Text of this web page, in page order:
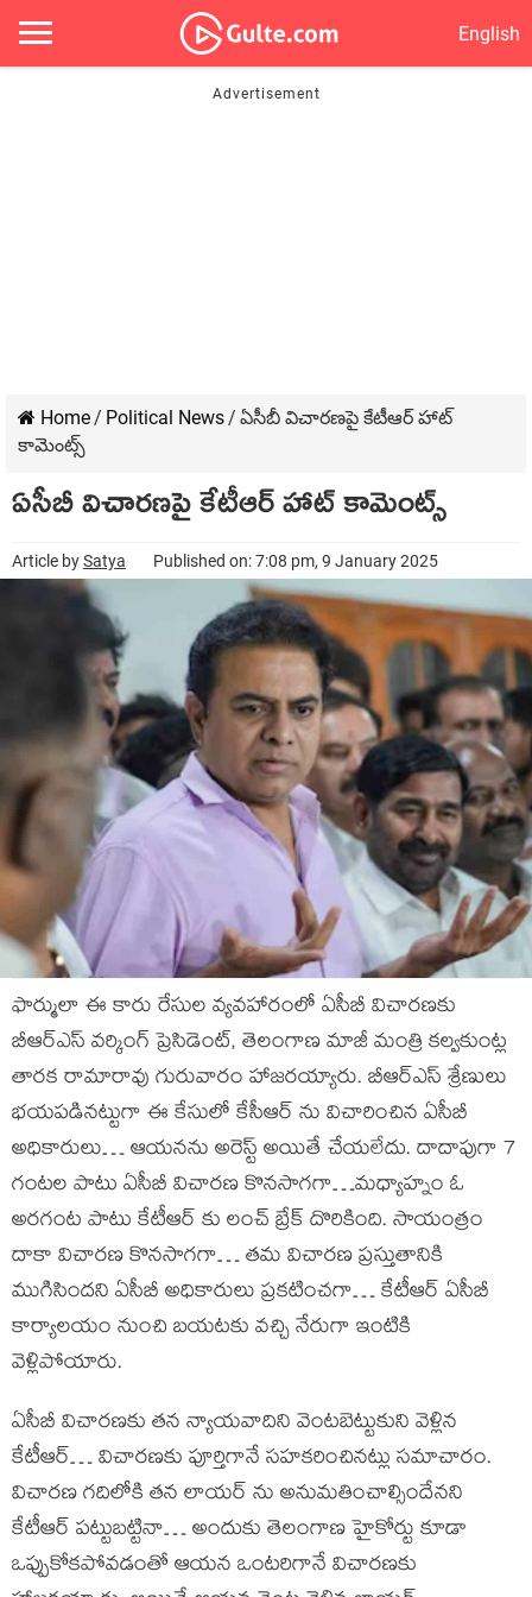
English
Home/ Political News/ ఏసీబీ విచారణపై కేటీఆర్ హాట్
కామెంట్స్
ఏసీబీ విచారణపై కేటీఆర్ హాట్ కామెంట్స్
Article bySatya Published on: 7:08 pm, 9 January 2025
ఫార్ములా ఈ కారు రేసుల వ్యవహారంలో ఏసీబీ విచారణకు
బీఆర్ఎస్ వర్కింగ్ ప్రెసిడెంట్, తెలంగాణ మాజీ మంత్రి కల్వకుంట్ల
తారక రామారావు గురువారం హాజరయ్యారు. బీఆర్ఎస్ శ్రేణులు
భయపడినట్టుగా ఈ కేసులో కేసీఆర్ ను విచారించిన ఏసీబీ
అధికారులు… ఆయనను అరెస్ట్ అయితే చేయలేదు. దాదాపుగా 7
గంటల పాటు ఏసీబీ విచారణ కొనసాగగా…మధ్యాహ్నం ఓ
అరగంట పాటు కేటీఆర్ కు లంచ్ బ్రేక్ దొరికింది. సాయంత్రం
దాకా విచారణ కొనసాగగా… తమ విచారణ ప్రస్తుతానికి
ముగిసిందని ఏసీబీ అధికారులు ప్రకటించగా… కేటీఆర్ ఏసీబీ
కార్యాలయం నుంచి బయటకు వచ్చి నేరుగా ఇంటికి
వెళ్లిపోయారు.
ఏసీబీ విచారణకు తన న్యాయవాదిని వెంటబెట్టుకుని వెళ్లిన
కేటీఆర్… విచారణకు పూర్తిగానే సహకరించినట్లు సమాచారం.
విచారణ గదిలోకి తన లాయర్ ను అనుమతించాల్సిందేనని
కేటీఆర్ పట్టుబట్టినా… అందుకు తెలంగాణ హైకోర్టు కూడా
ఒప్పుకోకపోవడంతో ఆయన ఒంటరిగానే విచారణకు